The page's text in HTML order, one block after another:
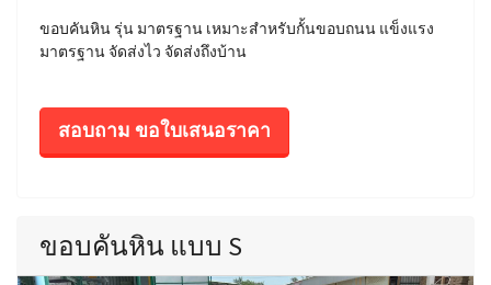
ขอบคันหิน รุ่น มาตรฐาน เหมาะสำหรับกั้นขอบถนน แข็งแรง
มาตรฐาน จัดส่งไว จัดส่งถึงบ้าน
สอบถาม ขอใบเสนอราคา
ขอบคันหิน แบบ S